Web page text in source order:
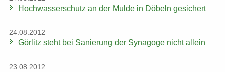
Hoch­was­ser­schutz an der Mulde in Dö­beln ge­si­chert
24.08.2012
Gör­litz steht bei Sa­nie­rung der Syn­ago­ge nicht al­lein
23.08.2012